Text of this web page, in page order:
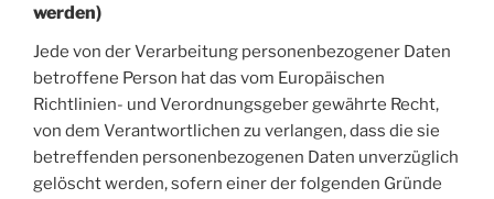
werden)
Jede von der Verarbeitung personenbezogener Daten
betroffene Person hat das vom Europäischen
Richtlinien- und Verordnungsgeber gewährte Recht,
von dem Verantwortlichen zu verlangen, dass die sie
betreffenden personenbezogenen Daten unverzüglich
gelöscht werden, sofern einer der folgenden Gründe